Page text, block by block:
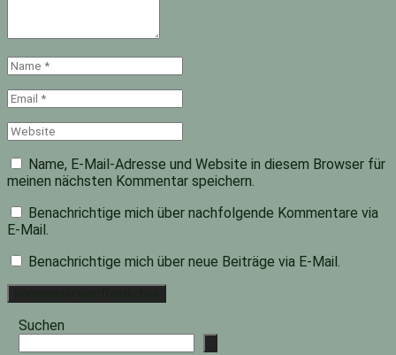
Name
*
Email
*
Website
Name, E-Mail-Adresse und Website in diesem Browser für
meinen nächsten Kommentar speichern.
Benachrichtige mich über nachfolgende Kommentare via
E-Mail.
Benachrichtige mich über neue Beiträge via E-Mail.
Suchen